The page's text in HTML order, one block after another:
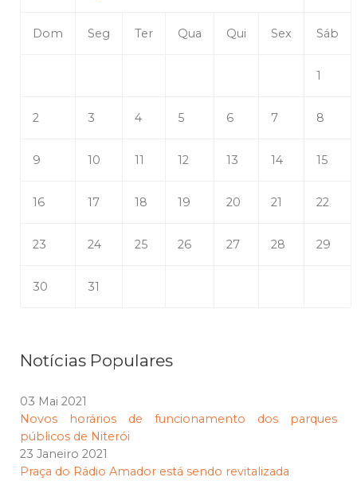
Dom Seg Ter Qua Qui Sex Sáb
1
2 3 4 5 6 7 8
9 10 11 12 13 14 15
16 17 18 19 20 21 22
23 24 25 26 27 28 29
30 31
Notícias Populares
03 Mai 2021
Novos horários de funcionamento dos parques
públicos de Niterói
23 Janeiro 2021
Praça do Rádio Amador está sendo revitalizada